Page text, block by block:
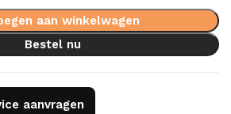
aan winkelwagen
Bestel nu
aanvragen